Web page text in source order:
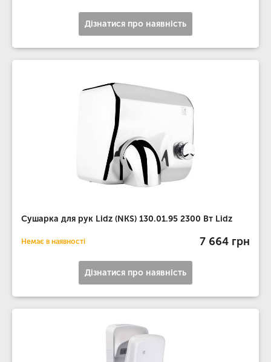
Дізнатися про наявність
Сушарка для рук Lidz (NKS) 130.01.95 2300 Вт Lidz
Немає в наявності 7 664 грн
Дізнатися про наявність